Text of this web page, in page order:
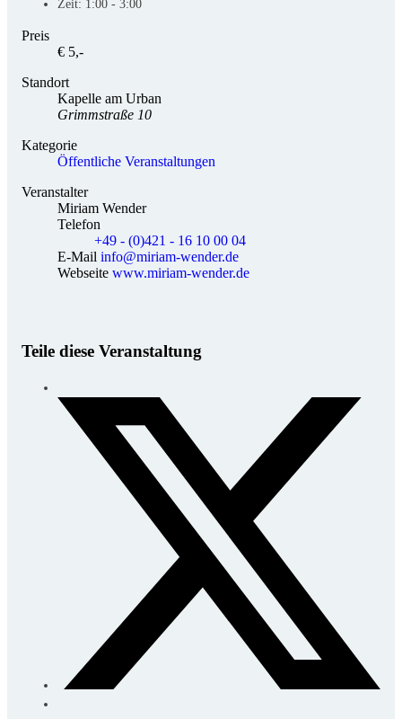
Zeit: 1:00 - 3:00
Preis
€ 5,-
Standort
Kapelle am Urban
Grimmstraße 10
Kategorie
Öffentliche Veranstaltungen
Veranstalter
Miriam Wender
Telefon
+49 - (0)421 - 16 10 00 04
E-Mail info@miriam-wender.de
Webseite www.miriam-wender.de
Teile diese Veranstaltung